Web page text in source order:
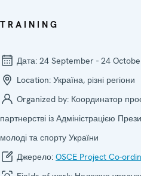
TRAINING
Дата: 24 September - 24
Location: Україна, різні регіони
Organized by: Координатор
партнерстві із Адміністрацією
молоді та спорту України
Джерело: OSCE Project Co-